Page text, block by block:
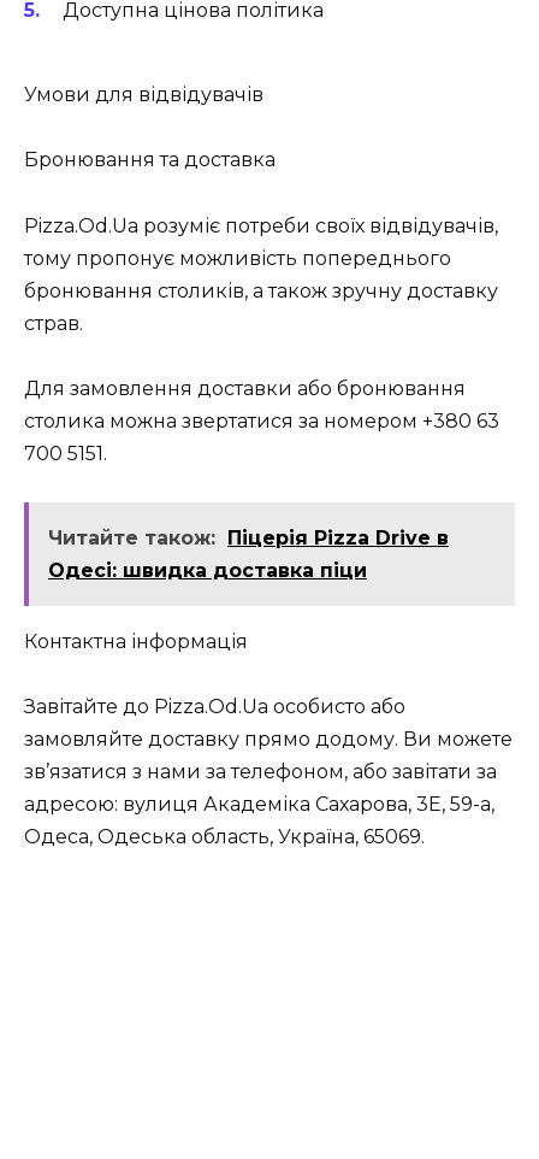
Доступна цінова політика
Умови для відвідувачів
Бронювання та доставка
Pizza.Od.Ua розуміє потреби своїх відвідувачів,
тому пропонує можливість попереднього
бронювання столиків, а також зручну доставку
страв.
Для замовлення доставки або бронювання
столика можна звертатися за номером +380 63
700 5151.
Читайте також: Піцерія Pizza Drive в
Одесі: швидка доставка піци
Контактна інформація
Завітайте до Pizza.Od.Ua особисто або
замовляйте доставку прямо додому. Ви можете
зв’язатися з нами за телефоном, або завітати за
адресою: вулиця Академіка Сахарова, 3Е, 59-а,
Одеса, Одеська область, Україна, 65069.